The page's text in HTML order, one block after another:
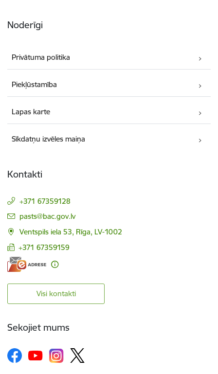
Noderīgi
Privātuma politika
Piekļūstamība
Lapas karte
Sīkdatņu izvēles maiņa
Kontakti
+371 67359128
E-pasts:
pasts@bac.gov.lv
Ventspils iela 53, Rīga, LV-1002
+371 67359159
Visi kontakti
Sekojiet mums